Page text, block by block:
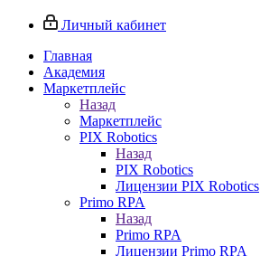
Личный кабинет
Главная
Академия
Маркетплейс
Назад
Маркетплейс
PIX Robotics
Назад
PIX Robotics
Лицензии PIX Robotics
Primo RPA
Назад
Primo RPA
Лицензии Primo RPA